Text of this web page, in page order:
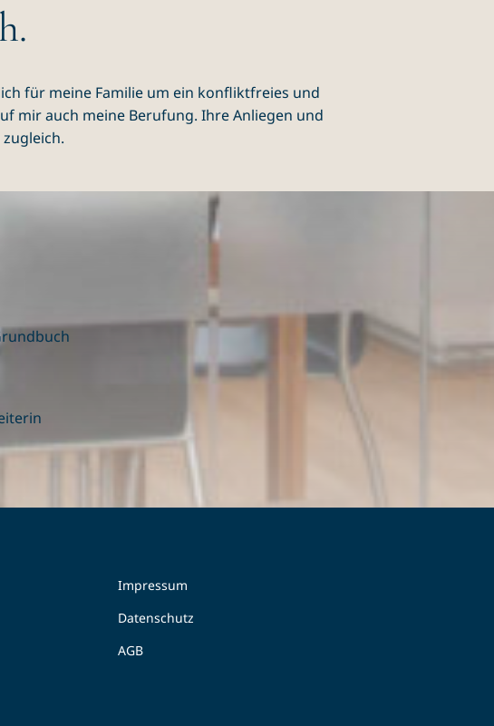
für meine Familie um ein konfliktfreies und
mir auch meine Berufung. Ihre Anliegen und
Impressum
Datenschutz
AGB